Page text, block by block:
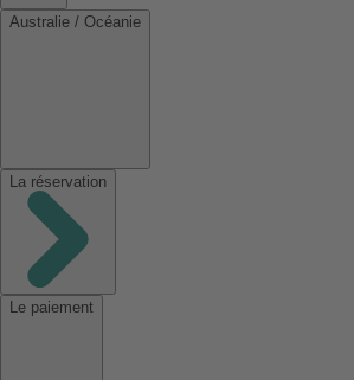
Australie / Océanie
La réservation
Le paiement